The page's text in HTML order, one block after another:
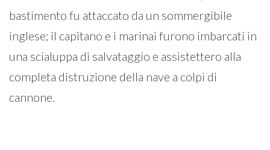
bastimento fu attaccato da un sommergibile
inglese; il capitano e i marinai furono imbarcati in
una scialuppa di salvataggio e assistettero alla
completa distruzione della nave a colpi di
cannone.